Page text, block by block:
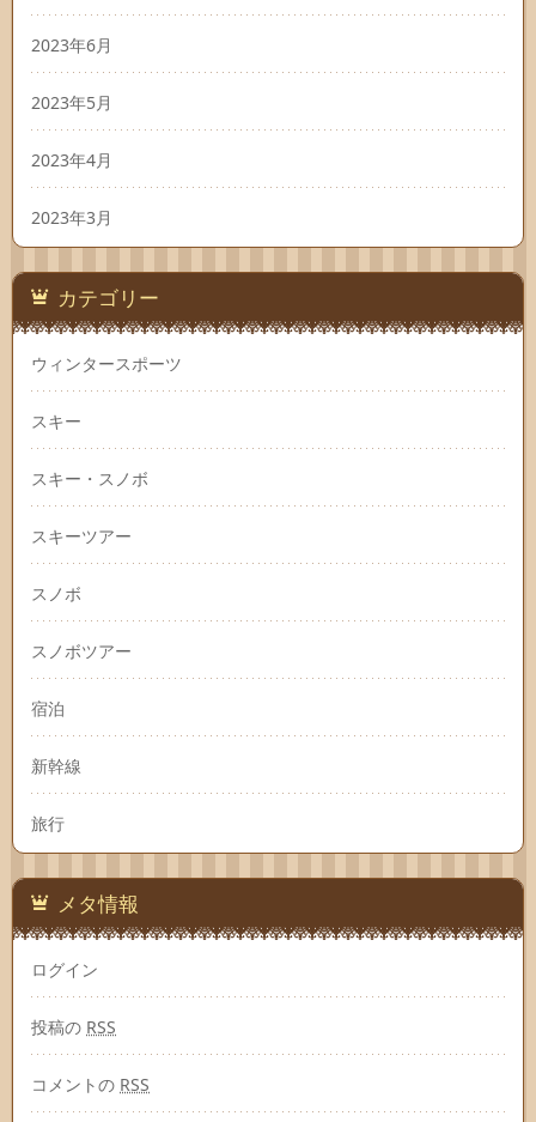
2023年6月
2023年5月
2023年4月
2023年3月
カテゴリー
ウィンタースポーツ
スキー
スキー・スノボ
スキーツアー
スノボ
スノボツアー
宿泊
新幹線
旅行
メタ情報
ログイン
投稿の RSS
コメントの RSS